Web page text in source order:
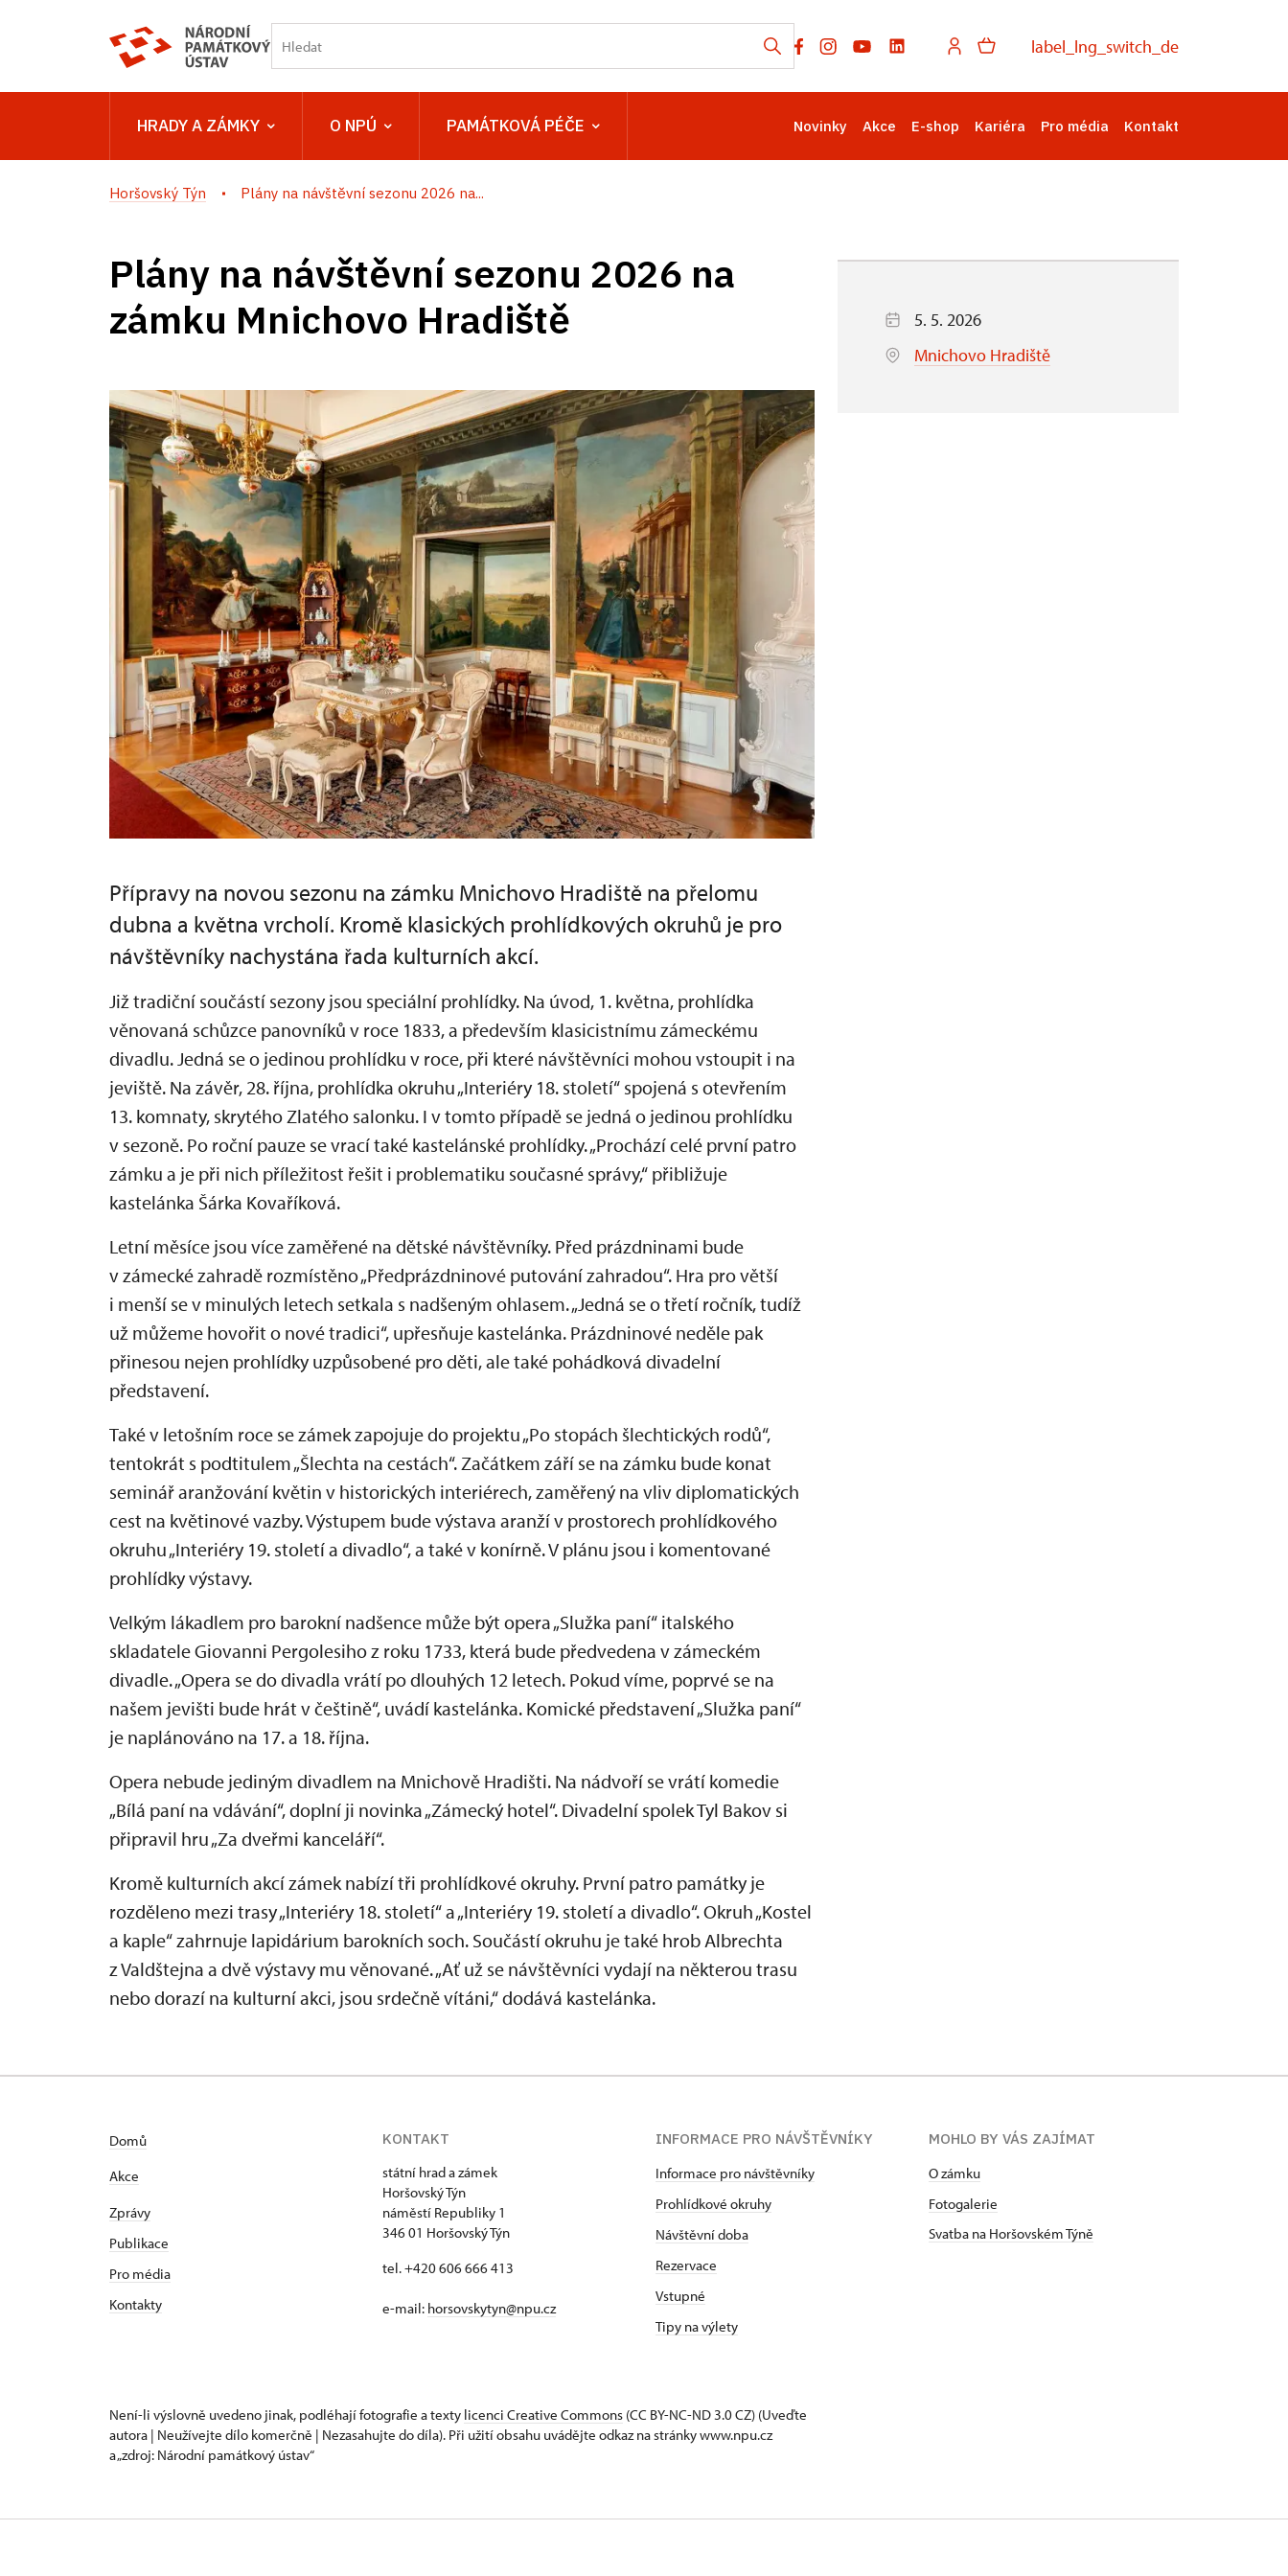
label_lng_switch_de
HRADY A ZÁMKY O NPÚ PAMÁTKOVÁ PÉČE Novinky Akce E-shop Kariéra Pro média Kontakt
Horšovský Týn Plány na návštěvní sezonu 2026 na...
Plány na návštěvní sezonu 2026 na
zámku Mnichovo Hradiště
Přípravy na novou sezonu na zámku Mnichovo Hradiště na přelomu
dubna a května vrcholí. Kromě klasických prohlídkových okruhů je pro
návštěvníky nachystána řada kulturních akcí.
Již tradiční součástí sezony jsou speciální prohlídky. Na úvod, 1. května, prohlídka
věnovaná schůzce panovníků v roce 1833, a především klasicistnímu zámeckému
divadlu. Jedná se o jedinou prohlídku v roce, při které návštěvníci mohou vstoupit i na
jeviště. Na závěr, 28. října, prohlídka okruhu „Interiéry 18. století“ spojená s otevřením
13. komnaty, skrytého Zlatého salonku. I v tomto případě se jedná o jedinou prohlídku
v sezoně. Po roční pauze se vrací také kastelánské prohlídky. „Prochází celé první patro
zámku a je při nich příležitost řešit i problematiku současné správy,“ přibližuje
kastelánka Šárka Kovaříková.
Letní měsíce jsou více zaměřené na dětské návštěvníky. Před prázdninami bude
v zámecké zahradě rozmístěno „Předprázdninové putování zahradou“. Hra pro větší
i menší se v minulých letech setkala s nadšeným ohlasem. „Jedná se o třetí ročník, tudíž
už můžeme hovořit o nové tradici“, upřesňuje kastelánka. Prázdninové neděle pak
přinesou nejen prohlídky uzpůsobené pro děti, ale také pohádková divadelní
představení.
Také v letošním roce se zámek zapojuje do projektu „Po stopách šlechtických rodů“,
tentokrát s podtitulem „Šlechta na cestách“. Začátkem září se na zámku bude konat
seminář aranžování květin v historických interiérech, zaměřený na vliv diplomatických
cest na květinové vazby. Výstupem bude výstava aranží v prostorech prohlídkového
okruhu „Interiéry 19. století a divadlo“, a také v konírně. V plánu jsou i komentované
prohlídky výstavy.
Velkým lákadlem pro barokní nadšence může být opera „Služka paní“ italského
skladatele Giovanni Pergolesiho z roku 1733, která bude předvedena v zámeckém
divadle. „Opera se do divadla vrátí po dlouhých 12 letech. Pokud víme, poprvé se na
našem jevišti bude hrát v češtině“, uvádí kastelánka. Komické představení „Služka paní“
je naplánováno na 17. a 18. října.
Opera nebude jediným divadlem na Mnichově Hradišti. Na nádvoří se vrátí komedie
„Bílá paní na vdávání“, doplní ji novinka „Zámecký hotel“. Divadelní spolek Tyl Bakov si
připravil hru „Za dveřmi kanceláří“.
Kromě kulturních akcí zámek nabízí tři prohlídkové okruhy. První patro památky je
rozděleno mezi trasy „Interiéry 18. století“ a „Interiéry 19. století a divadlo“. Okruh „Kostel
a kaple“ zahrnuje lapidárium barokních soch. Součástí okruhu je také hrob Albrechta
z Valdštejna a dvě výstavy mu věnované. „Ať už se návštěvníci vydají na některou trasu
nebo dorazí na kulturní akci, jsou srdečně vítáni,“ dodává kastelánka.
5. 5. 2026
Mnichovo Hradiště
Domů
Akce
Zprávy
Publikace
Pro média
Kontakty
KONTAKT
státní hrad a zámek
Horšovský Týn
náměstí Republiky 1
346 01 Horšovský Týn
tel. +420 606 666 413
e-mail: horsovskytyn@npu.cz
INFORMACE PRO NÁVŠTĚVNÍKY
Informace pro návštěvníky
Prohlídkové okruhy
Návštěvní doba
Rezervace
Vstupné
Tipy na výlety
MOHLO BY VÁS ZAJÍMAT
O zámku
Fotogalerie
Svatba na Horšovském Týně
Není-li výslovně uvedeno jinak, podléhají fotografie a texty licenci Creative Commons (CC BY-NC-ND 3.0 CZ) (Uveďte
autora | Neužívejte dílo komerčně | Nezasahujte do díla). Při užití obsahu uvádějte odkaz na stránky www.npu.cz
a „zdroj: Národní památkový ústav“